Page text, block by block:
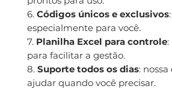
6. Códigos únicos e exclusivos
especialmente para você.
7. Planilha Excel para controle
para facilitar a gestão.
8. Suporte todos os dias:
ajudar quando você precisar.